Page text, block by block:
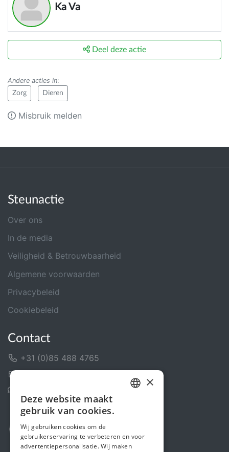
Ka Va
Deel deze actie
Andere acties in:
Zorg Dieren
Misbruik melden
Steunactie
Over ons
In de media
Veiligheid & Betrouwbaarheid
Algemene voorwaarden
Privacybeleid
Cookiebeleid
Contact
+31 (0)85 488 4765
ENGLISH
×
Deze website maakt
gebruik van cookies.
Wij gebruiken cookies om de
gebruikerservaring te verbeteren en voor
advertentiepersonalisatie. Wij maken